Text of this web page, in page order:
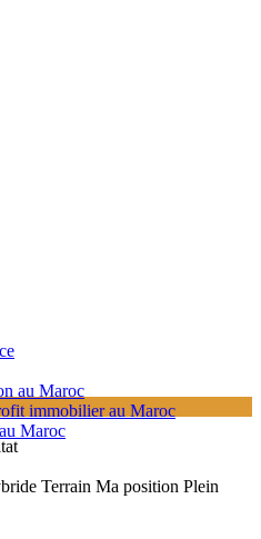
au Maroc
immobilier au Maroc
Maroc
Terrain Ma position Plein